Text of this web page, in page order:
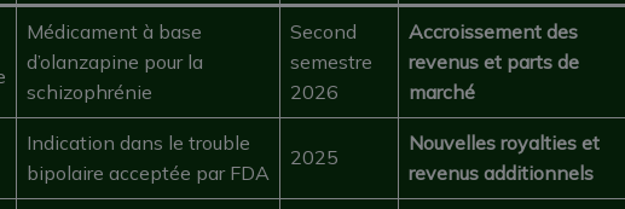
Médicament à base
d’olanzapine pour la
schizophrénie
Second
semestre
2026
Accroissement des
revenus et parts de
marché
Indication dans le trouble
bipolaire acceptée par FDA
2025
Nouvelles royalties et
revenus additionnels